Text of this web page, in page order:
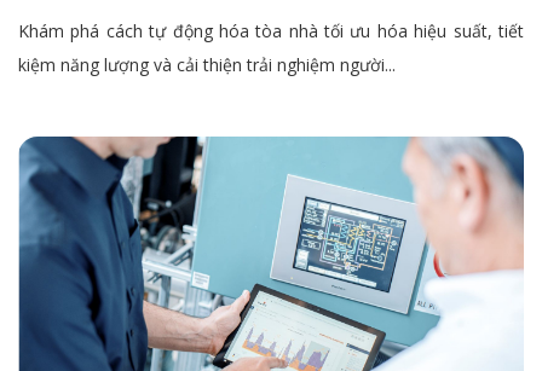
Khám phá cách tự động hóa tòa nhà tối ưu hóa hiệu suất, tiết
kiệm năng lượng và cải thiện trải nghiệm người...